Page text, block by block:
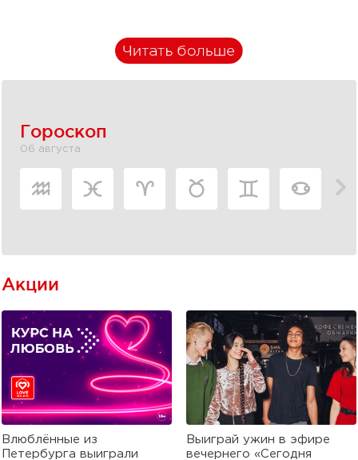
Гороскоп
06 августа
Акции
Влюблённые из
Петербурга выиграли
Выиграй ужин в эфире
вечернего «Сегодня